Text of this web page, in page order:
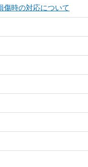
傷時の対応について